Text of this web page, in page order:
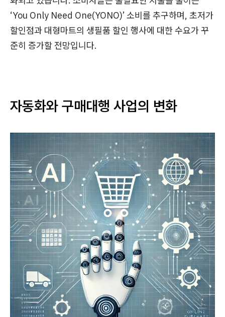
‘You Only Need One(YONO)’ 소비를 추구하며, 초저가
할인점과 대형마트의 생필품 할인 행사에 대한 수요가 꾸
준히 증가할 전망입니다.
자동화와 구매대행 사업의 변화